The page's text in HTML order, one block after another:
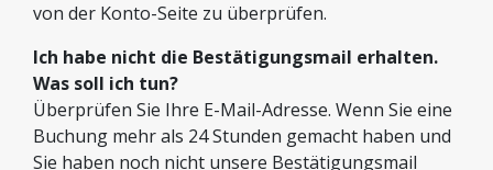
von der Konto-Seite zu überprüfen.
Ich habe nicht die Bestätigungsmail erhalten.
Was soll ich tun?
Überprüfen Sie Ihre E-Mail-Adresse. Wenn Sie eine
Buchung mehr als 24 Stunden gemacht haben und
Sie haben noch nicht unsere Bestätigungsmail